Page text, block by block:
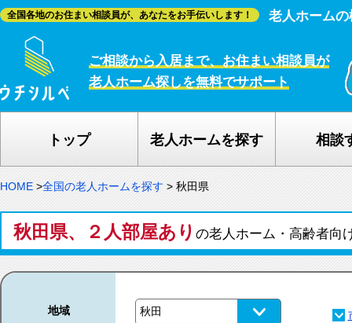
全国各地のお住まい相談員が、あなたをお手伝いします！ 老人ホーム
ご相談から入居まで、お住まい相談員が
老人ホーム探しを無料でサポート
トップ 老人ホームを探す 相談
HOME >全国の老人ホームを探す > 秋田県
秋田県、２人部屋あり の老人ホーム・高齢者向
地域